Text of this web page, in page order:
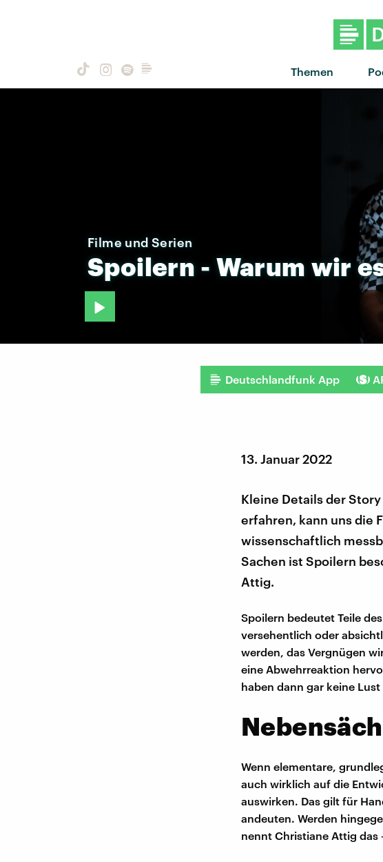
Themen
Filme und Serien
Spoilern - Warum wir
Deutschlandfunk App
13. Januar 2022
Kleine Details der
erfahren, kann uns die
wissenschaftlich
Sachen ist Spoilern
Attig.
Spoilern bedeutet Teile
versehentlich oder
werden, das Vergnügen
eine Abwehrreaktion
haben dann gar keine
Wenn elementare,
auch wirklich auf die
auswirken. Das gilt für
andeuten. Werden
nennt Christiane Attig das